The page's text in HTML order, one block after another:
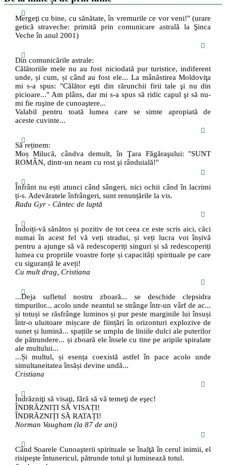
Mergeţi cu bine, cu sănătate, în vremurile ce vor veni!" (urare
getică straveche: primită prin comunicare astrală la Şinca
Veche în anul 2001)
Din comunicările astrale:
Călătoriile mele nu au fost niciodată pur turistice, indiferent
unde, și cum, și când au fost ele... La mânăstirea Moldoviţa
mi s-a spus: "Călător eşti din rărunchii firii tale şi nu din
picioare..." Am plâns, dar mi s-a spus să ridic capul şi să nu-
mi fie ruşine de cunoaştere...
Valabil pentru toată lumea care se simte apropiată de
aceste cuvinte...
Să reținem:
Moș Milucă, cândva demult, în Ţara Făgăraşului: "SUNT
ROMÂN, dintr-un neam cu rost şi rânduială!"
Înfrânt nu ești atunci când sângeri, nici ochii când în lacrimi
ți-s. Adevăratele înfrângeri, sunt renunțările la vis.
Radu Gyr - Cântec de luptă
Îndoiți-vă sănătos și pozitiv de tot ceea ce este scris aici, căci
numai în acest fel vă veți stradui, și veți lucra voi înșivă
pentru a ajunge să vă redescoperiți singuri și să redescoperiți
lumea cu propriile voastre forțe și capacități spirituale pe care
cu siguranță le aveți!
Cu mult drag, Cristiana
...Deja sufletul nostru zboară... se deschide clepsidra
timpurilor... acolo unde neantul se strânge într-un vârf de ac...
și totuși se răsfrânge luminos și pur peste marginile lui însuși
într-o uluitoare mișcare de ființări în orizonturi explozive de
sunet și lumină... spațiile se umplu de liniile dulci ale puterilor
de pătrundere... și zboară ele însele cu tine pe aripile spiralate
ale multului...
...Și multul, și esența coexistă astfel în pace acolo unde
simultaneitatea însăși devine undă...
Cristiana
Îndrăzniţi să visaţi, fără să vă temeţi de eşec!
ÎNDRĂZNIȚI SĂ VISAȚI!
ÎNDRĂZNIȚI SĂ RATAȚI!
Norman Vaugham (la 87 de ani)
Când Soarele Cunoaşterii spirituale se înalţă în cerul inimii, el
risipeşte întunericul, pătrunde totul şi luminează totul.